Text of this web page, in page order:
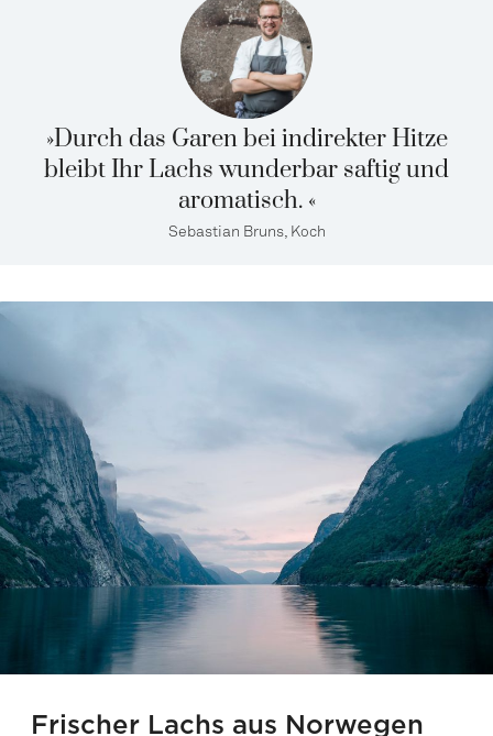
»Durch das Garen bei indirekter Hitze
bleibt Ihr Lachs wunderbar saftig und
aromatisch. «
Sebastian Bruns, Koch
Frischer Lachs aus Norwegen